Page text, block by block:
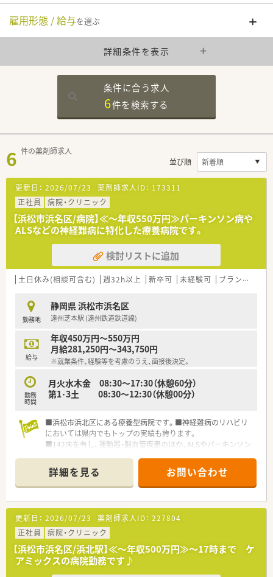
雇用形態 / 給与を選ぶ
詳細条件を表示
条件に合う求人
6件を検索する
6 件の薬剤師求人
並び順
更新日： 2026/07/23 薬剤師求人ID： 173311
正社員
病院・クリニック
【浜松市浜名区/病院】≪～年収550万円≫パーキンソン病や
ALSなどの神経難病に特化した療養病院です。
検討リストに追加
土日休み(相談可含む) 週32h以上 新卒可 未経験可 ブランク可
勤務地
静岡県 浜松市浜名区
遠州芝本駅 (遠州鉄道鉄道線)
給与
年収450万円～550万円
月給281,250円～343,750円
※就業条件、経験等を考慮のうえ、面接後決定。
勤務
時間
月火水木金 08:30～17:30（休憩60分）
第1･3土 08:30～12:30（休憩00分）
■浜松市浜北区にある療養型病院です。■神経難病のリハビリ
においては県内でもトップの実績も誇ります。
■142床を有し、運動器・脳血管疾患のほか、ALSやパーキンソン
います。
■最寄の「遠州芝本駅」から徒歩10分の距離感で、公共交通機関
でのアクセスも便利です！
詳細を見る お問い合わせ
更新日： 2026/07/23 薬剤師求人ID： 227804
正社員
病院・クリニック
【浜松市浜名区/浜北駅】≪～年収500万円≫～17時まで ケ
アミックスの病院勤務です♪